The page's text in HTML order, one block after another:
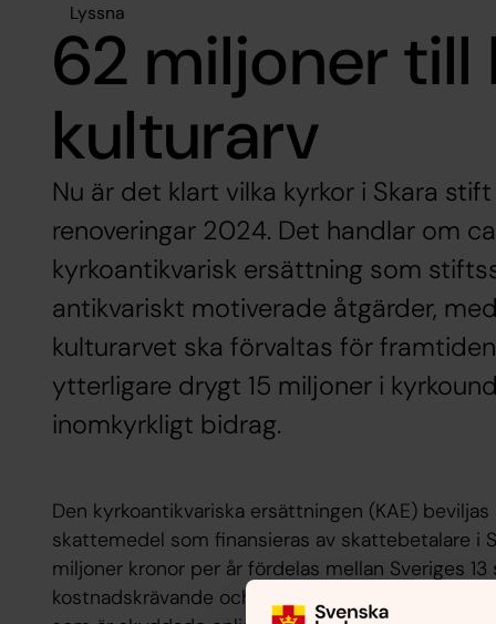
Lyssna
62 miljoner till
kulturarv
Nu är det klart vilka kyrkor i Skara
renoveringar 2024. Det handlar om
kyrkoantikvarisk ersättning som
antikvariskt motiverade åtgärder,
kulturarvet ska förvaltas för
ytterligare drygt 15 miljoner i
inomkyrkligt bidrag.
Den kyrkoantikvariska ersättningen (KAE)
skattemedel som finansieras av skattebetalare i
miljoner kronor per år fördelas mellan Sveriges
kostnadskrävande och antikvariskt motiverade